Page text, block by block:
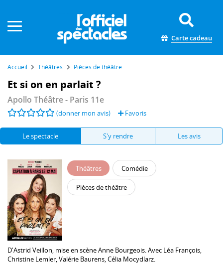
Carte cadeau
Accueil Théâtres Pièces de théâtre
Et si on en parlait ?
Apollo Théâtre- Paris 11e
(donner mon avis) Favoris
Le spectacle S'y rendre Les avis
Théâtres Comédie
Pièces de théâtre
D'Astrid Veillon, mise en scèneAnne Bourgeois. Avec Léa François,
Christine Lemler,Valérie Baurens,Célia Mocydlarz.